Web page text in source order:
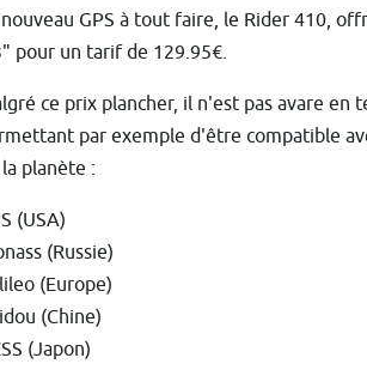
GPS à tout faire, le Rider 410,
pour un tarif de 129.95€.
ce prix plancher, il n'est pas avare en
par exemple d'être compatible
planète :
(USA)
(Russie)
(Europe)
(Chine)
(Japon)